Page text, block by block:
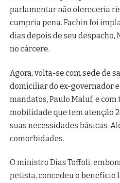
parlamentar não ofereceria
cumpria pena. Fachin foi
dias depois de seu despacho,
no cárcere.
Agora, volta-se com sede de
domiciliar do ex-governador
mandatos, Paulo Maluf, e
mobilidade que tem atenção
suas necessidades básicas.
comorbidades.
O ministro Dias Toffoli,
petista, concedeu o benefício